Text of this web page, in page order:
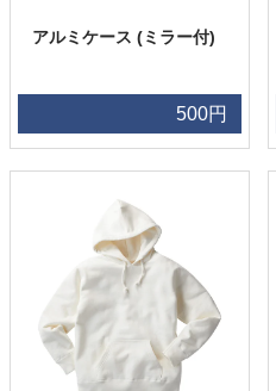
アルミケース (ミラー付)
500円